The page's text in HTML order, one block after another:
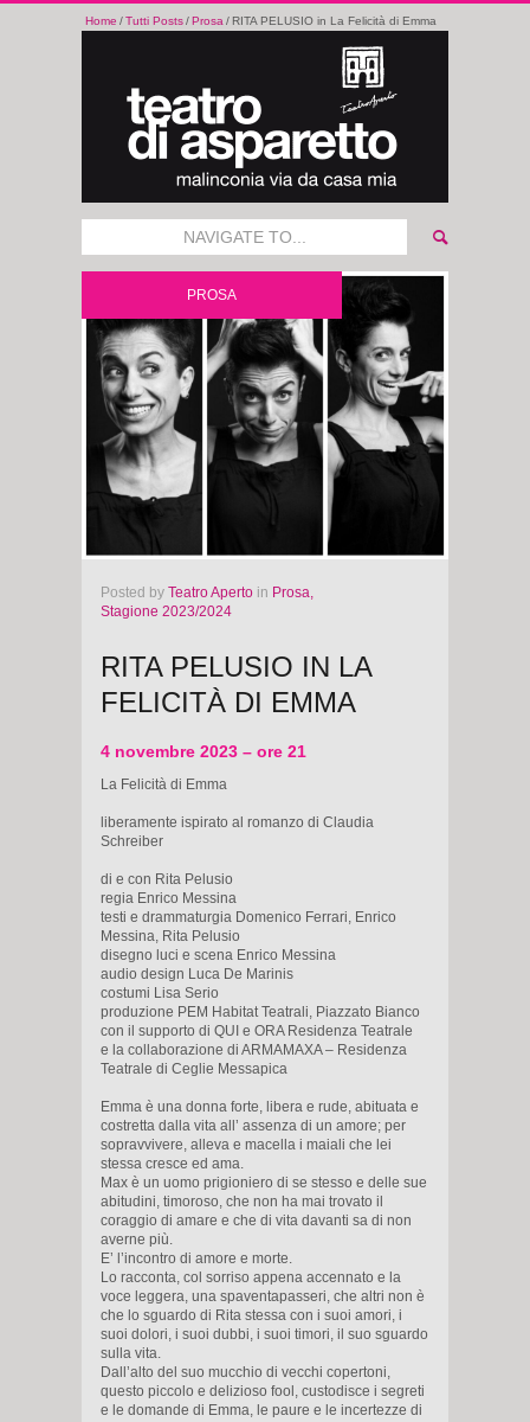
Home Tutti Posts Prosa RITA PELUSIO in La Felicità di Emma
NAVIGATE TO...
PROSA
Posted by Teatro Aperto in Prosa,
Stagione 2023/2024
RITA PELUSIO IN LA
FELICITÀ DI EMMA
4 novembre 2023 – ore 21
La Felicità di Emma
liberamente ispirato al romanzo di Claudia
Schreiber
di e con Rita Pelusio
regia Enrico Messina
testi e drammaturgia Domenico Ferrari, Enrico
Messina, Rita Pelusio
disegno luci e scena Enrico Messina
audio design Luca De Marinis
costumi Lisa Serio
produzione PEM Habitat Teatrali, Piazzato Bianco
con il supporto di QUI e ORA Residenza Teatrale
e la collaborazione di ARMAMAXA – Residenza
Teatrale di Ceglie Messapica
Emma è una donna forte, libera e rude, abituata e
costretta dalla vita all’ assenza di un amore; per
sopravvivere, alleva e macella i maiali che lei
stessa cresce ed ama.
Max è un uomo prigioniero di se stesso e delle sue
abitudini, timoroso, che non ha mai trovato il
coraggio di amare e che di vita davanti sa di non
averne più.
E’ l’incontro di amore e morte.
Lo racconta, col sorriso appena accennato e la
voce leggera, una spaventapasseri, che altri non è
che lo sguardo di Rita stessa con i suoi amori, i
suoi dolori, i suoi dubbi, i suoi timori, il suo sguardo
sulla vita.
Dall’alto del suo mucchio di vecchi copertoni,
questo piccolo e delizioso fool, custodisce i segreti
e le domande di Emma, le paure e le incertezze di